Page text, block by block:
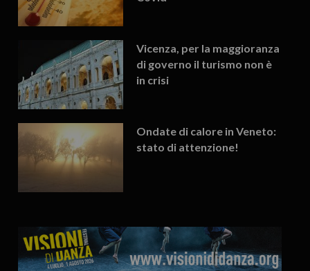
Vicenza, per la maggioranza
di governo il turismo non è
in crisi
Ondate di calore in Veneto:
stato di attenzione!